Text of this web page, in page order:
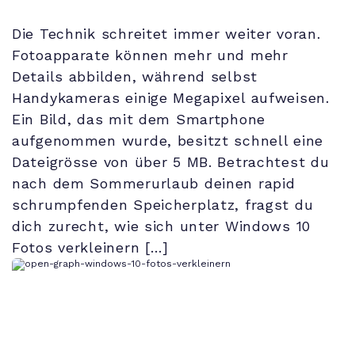
Die Technik schreitet immer weiter voran.
Fotoapparate können mehr und mehr
Details abbilden, während selbst
Handykameras einige Megapixel aufweisen.
Ein Bild, das mit dem Smartphone
aufgenommen wurde, besitzt schnell eine
Dateigrösse von über 5 MB. Betrachtest du
nach dem Sommerurlaub deinen rapid
schrumpfenden Speicherplatz, fragst du
dich zurecht, wie sich unter Windows 10
Fotos verkleinern […]